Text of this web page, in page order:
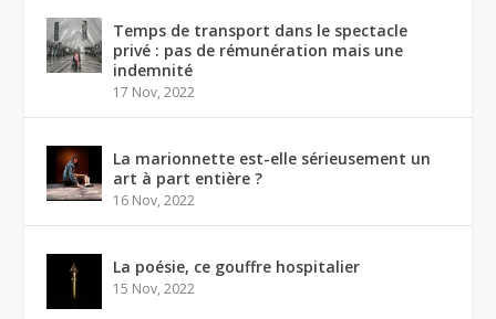
Temps de transport dans le spectacle
privé : pas de rémunération mais une
indemnité
17 Nov, 2022
La marionnette est-elle sérieusement un
art à part entière ?
16 Nov, 2022
La poésie, ce gouffre hospitalier
15 Nov, 2022